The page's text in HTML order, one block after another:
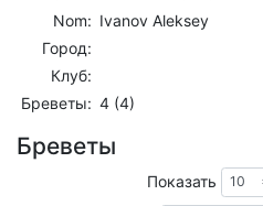
Nom: Ivanov Aleksey
Город:
Клуб:
Бреветы: 4 (4)
Бреветы
Показать